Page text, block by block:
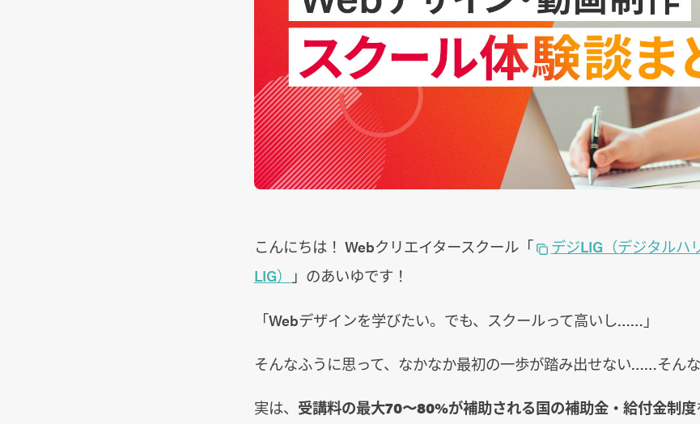
こんにちは！ Webクリエイタースクール「
デジLIG（デジタルハ
LIG）
」のあいゆです！
「Webデザインを学びたい。でも、スクールって高いし……」
そんなふうに思って、なかなか最初の一歩が踏み出せない……そんな
実は、 受講料の最大70〜80%が補助される国の補助金・給付金制度